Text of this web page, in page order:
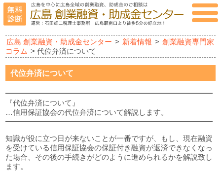
広島 創業融資・助成金センター > 新着情報 > 創業融資専門家
コラム > 代位弁済について
代位弁済について
━━━━━━━━━━━━━━━━━━━━━━━━━━━━
『代位弁済について』
…信用保証協会の代位弁済について解説します。
━━━━━━━━━━━━━━━━━━━━━━━━━━━━
知識が役に立つ日が来ないことが一番ですが、もし、現在融資
を受けている信用保証協会の保証付き融資が返済できなくなっ
た場合、その後の手続きがどのように進められるかを解説致し
ます。